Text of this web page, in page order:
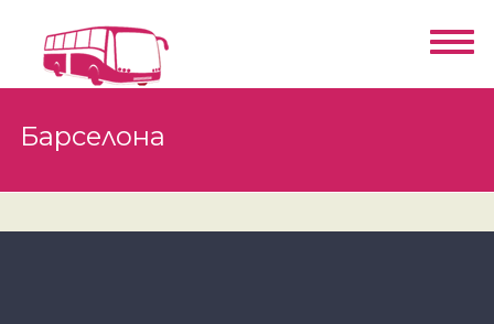
Барселона